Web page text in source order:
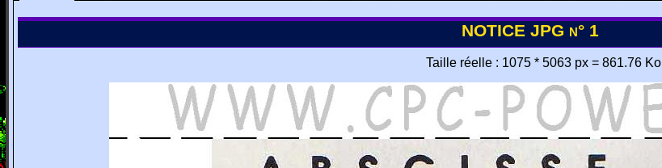
NOTICE JPG n° 1
Taille réelle : 1075 * 5063 px = 861.76 Ko